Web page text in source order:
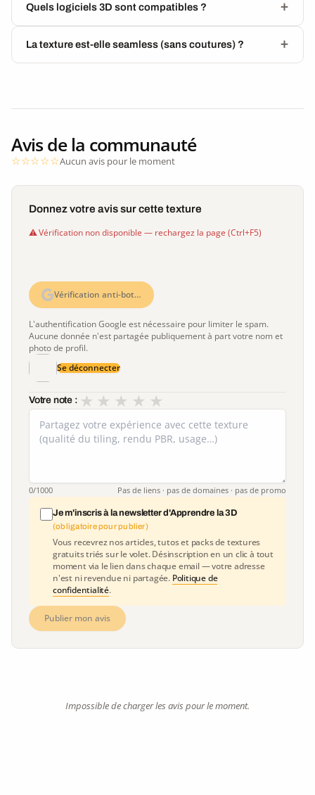
Quels logiciels 3D sont compatibles ?
La texture est-elle seamless (sans coutures) ?
Avis de la communauté
Aucun avis pour le moment
Donnez votre avis sur cette texture
Vérification non disponible — rechargez la page (Ctrl+F5)
Vérification anti-bot…
L'authentification Google est nécessaire pour limiter le spam.
Aucune donnée n'est partagée publiquement à part votre nom et
photo de profil.
Se déconnecter
Votre note : ★
★
★
★
★
0/1000 Pas de liens · pas de domaines · pas de promo
Je m'inscris à la newsletter d'Apprendre la 3D
(obligatoire pour publier)
Vous recevrez nos articles, tutos et packs de textures
gratuits triés sur le volet. Désinscription en un clic à tout
moment via le lien dans chaque email — votre adresse
n'est ni revendue ni partagée. Politique de
confidentialité.
Publier mon avis
Impossible de charger les avis pour le moment.